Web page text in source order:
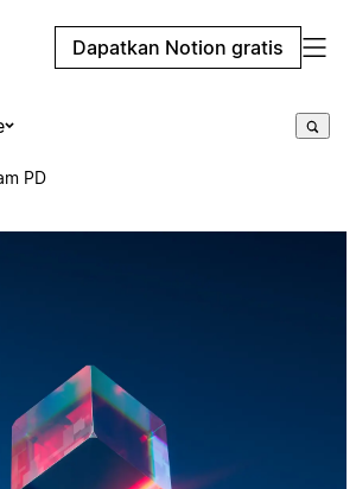
Dapatkan Notion gratis
PD